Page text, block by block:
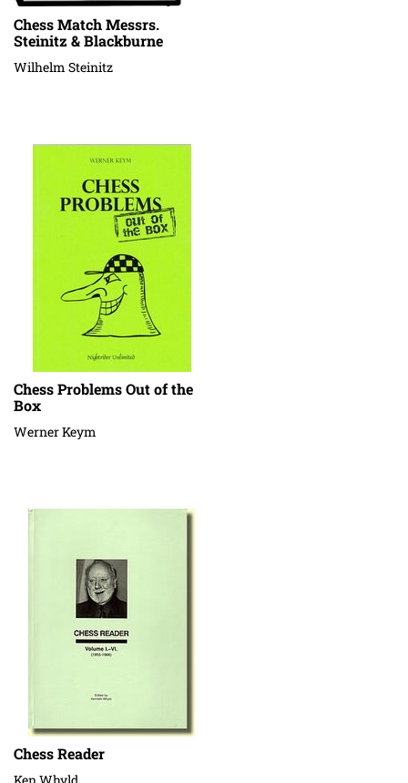
Chess Match Messrs.
Steinitz & Blackburne
Wilhelm Steinitz
Chess Problems Out of the
Box
Werner Keym
Chess Reader